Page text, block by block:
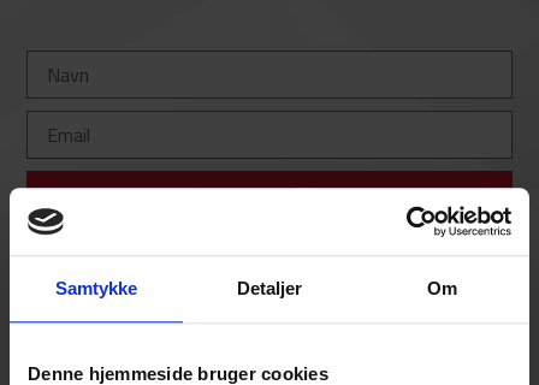
Samtykke Detaljer Om
Denne hjemmeside bruger cookies
Tilmeld
Tilmeld dig vores nyhedsbrev og bliv en del af vores
fællesskab. Du kan til enhver tid opsige denne service
igen.